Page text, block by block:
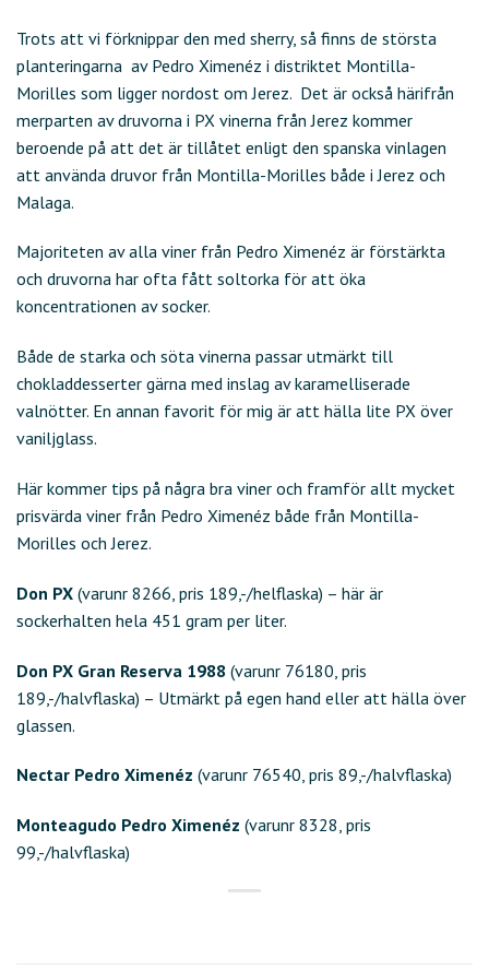
Trots att vi förknippar den med sherry, så finns de största
planteringarna av Pedro Ximenéz i distriktet Montilla-
Morilles som ligger nordost om Jerez. Det är också härifrån
merparten av druvorna i PX vinerna från Jerez kommer
beroende på att det är tillåtet enligt den spanska vinlagen
att använda druvor från Montilla-Morilles både i Jerez och
Malaga.
Majoriteten av alla viner från Pedro Ximenéz är förstärkta
och druvorna har ofta fått soltorka för att öka
koncentrationen av socker.
Både de starka och söta vinerna passar utmärkt till
chokladdesserter gärna med inslag av karamelliserade
valnötter. En annan favorit för mig är att hälla lite PX över
vaniljglass.
Här kommer tips på några bra viner och framför allt mycket
prisvärda viner från Pedro Ximenéz både från Montilla-
Morilles och Jerez.
Don PX (varunr 8266, pris 189,-/helflaska) – här är
sockerhalten hela 451 gram per liter.
Don PX Gran Reserva 1988 (varunr 76180, pris
189,-/halvflaska) – Utmärkt på egen hand eller att hälla över
glassen.
Nectar Pedro Ximenéz (varunr 76540, pris 89,-/halvflaska)
Monteagudo Pedro Ximenéz (varunr 8328, pris
99,-/halvflaska)